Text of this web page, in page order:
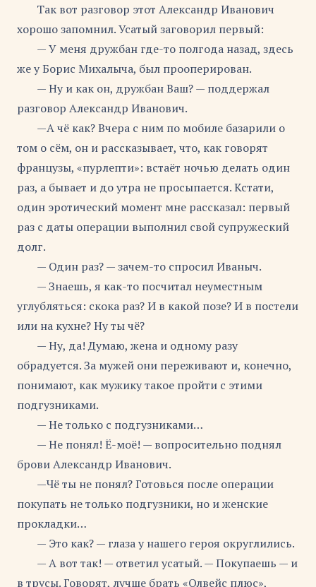
Так вот разговор этот Александр Иванович
хорошо запомнил. Усатый заговорил первый:
— У меня дружбан где-то полгода назад, здесь
же у Борис Михалыча, был прооперирован.
— Ну и как он, дружбан Ваш? — поддержал
разговор Александр Иванович.
—А чё как? Вчера с ним по мобиле базарили о
том о сём, он и рассказывает, что, как говорят
французы, «пурлепти»: встаёт ночью делать один
раз, а бывает и до утра не просыпается. Кстати,
один эротический момент мне рассказал: первый
раз с даты операции выполнил свой супружеский
долг.
— Один раз? — зачем-то спросил Иваныч.
— Знаешь, я как-то посчитал неуместным
углубляться: скока раз? И в какой позе? И в постели
или на кухне? Ну ты чё?
— Ну, да! Думаю, жена и одному разу
обрадуется. За мужей они переживают и, конечно,
понимают, как мужику такое пройти с этими
подгузниками.
— Не только с подгузниками…
— Не понял! Ё-моё! — вопросительно поднял
брови Александр Иванович.
—Чё ты не понял? Готовься после операции
покупать не только подгузники, но и женские
прокладки…
— Это как? — глаза у нашего героя округлились.
— А вот так! — ответил усатый. — Покупаешь — и
в трусы. Говорят, лучше брать «Олвейс плюс»,